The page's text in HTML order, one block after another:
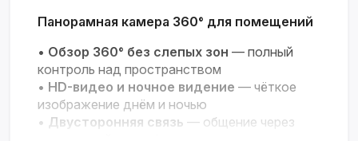
Панорамная камера 360° для помещений
• Обзор 360° без слепых зон — полный
контроль над пространством
• HD-видео и ночное видение — чёткое
изображение днём и ночью
• Двусторонняя связь — общение через